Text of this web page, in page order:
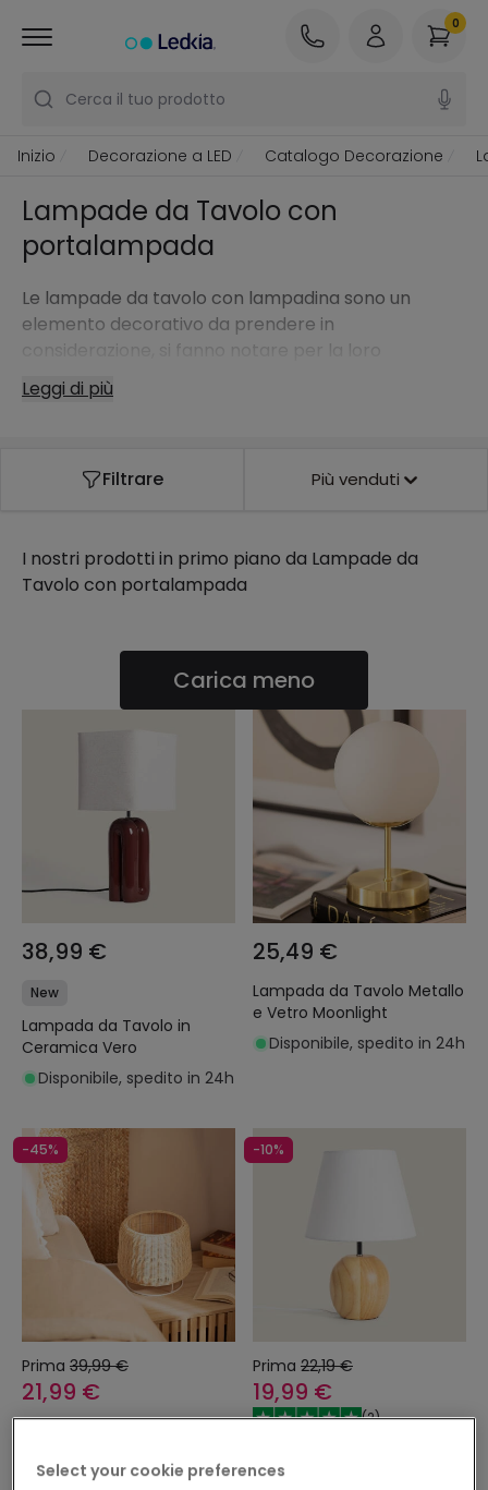
Cerca il tuo prodotto
0
Inizio Decorazione a LED Catalogo Decorazione
Lampade da Tavolo con
portalampada
Le lampade da tavolo con lampadina sono un
elemento decorativo da prendere in
considerazione, si fanno notare per la loro
versatilità, dato che possiamo collocarle quasi in
qualunque stanza. Nello specifico, con questi modelli
nostro negozio online efectoLED c'è il modello di cui
hai bisogno, come sempre al miglior prezzo sul
Leggi di più
Filtrare Più venduti
I nostri prodotti in primo piano da Lampade da
Tavolo con portalampada
Carica meno
38,99 €
New
Lampada da Tavolo in
Ceramica Vero
Disponibile, spedito in 24h
25,49 €
Lampada da Tavolo Metallo
e Vetro Moonlight
Disponibile, spedito in 24h
-45%
Prima 39,99 €
21,99 €
Lampada da Tavolo Rattan
-10%
Prima 22,19 €
19,99 €
(2)
Select your cookie preferences